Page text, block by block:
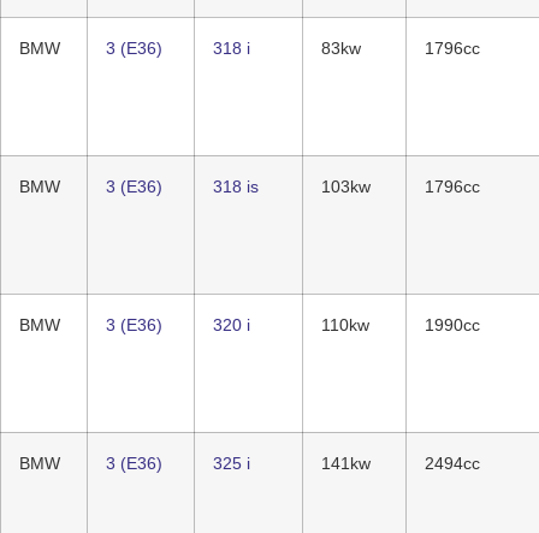
BMW 3 (E36) 318 i 83kw 1796cc
BMW 3 (E36) 318 is 103kw 1796cc
BMW 3 (E36) 320 i 110kw 1990cc
BMW 3 (E36) 325 i 141kw 2494cc